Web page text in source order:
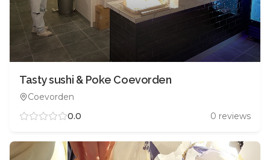
Tasty sushi & Poke Coevorden
Coevorden
0.0
0 reviews